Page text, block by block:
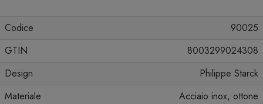
Codice
90025
GTIN
8003299024308
Design
Philippe Starck
Materiale
Acciaio inox, ottone